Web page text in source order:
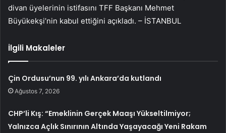
divan üyelerinin istifasını TFF Başkanı Mehmet
Büyükekşi’nin kabul ettiğini açıkladı. – İSTANBUL
İlgili Makaleler
Çin Ordusu’nun 99. yılı Ankara’da kutlandı
Ağustos 7, 2026
CHP’li Kış: “Emeklinin Gerçek Maaşı Yükseltilmiyor;
Yalnızca Açlık Sınırının Altında Yaşayacağı Yeni Rakam